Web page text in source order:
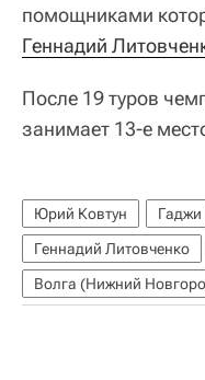
помощниками
Геннадий
После 19 туров
занимает 13-е
Юрий Ковтун Гаджи
Геннадий Литовченко
Волга (Нижний